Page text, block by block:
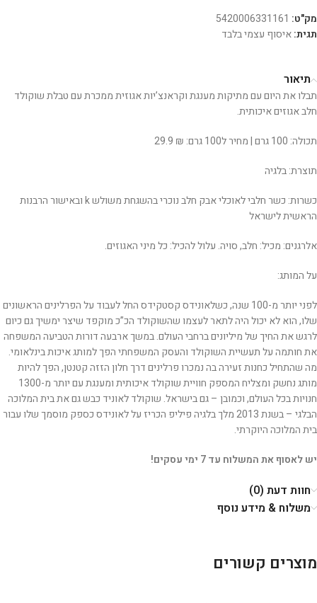
מק"ט: 5420006331161
תגית:איסוף עצמי בלבד
תיאור
תבלו את היום עם מתיקות מענגת וקראנצ’יות אגוזית ממכרת עם טבלת שוקולד
חלב אגוזים איכותית.
תכולה: 100 גרם | מחיר ל100 גרם: ₪ 29.9
תוצרת: בלגיה
כשרות: כשר חלבי לאוכלי אבק חלב נוכרי בהשגחת משולש k ובאישור הרבנות
הראשית לישראל
אלרגנים: מכיל: חלב, סויה. עלול להכיל: כל מיני האגוזים.
על המותג:
לפני יותר מ-100 שנה, כשלאונידס קסטקידס החל לעבוד על הפרלינים הראשונים
שלו, הוא לא יכול היה לתאר לעצמו שהשוקולד הכ”כ מוקפד שיצר ימשיך גם כיום
לרגש את החיך של מיליונים ברחבי העולם. במשך ארבעה דורות הטביעה המשפחה
את חותמה על תעשיית השוקולד והעסק המשפחתי הפך למותג איכות בינלאומי.
מה שהתחיל כחנות זעירה בה נמכרו פרלינים דרך חלון הזזה קטנטן, הפך להיות
מותג נחשק ומצליח המספק חוויית שוקולד איכותית ומענגת עם יותר מ-1300
חנויות בכל העולם, וכמובן – גם בישראל. שוקולד לאוניד כבש גם את בית המלוכה
הבלגי – בשנת 2013 מלך בלגיה פיליפ הכריז על לאונידס כספק מוסמך שלו עבור
בית המלוכה היוקרתי.
יש לאסוף את המשלוח עד 7 ימי עסקים!
חוות דעת (0)
משלוח & מידע נוסף
מוצרים קשורים